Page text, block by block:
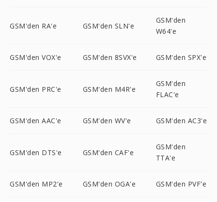
GSM'den RA'e GSM'den SLN'e
GSM'den
W64'e
GSM'den VOX'e GSM'den 8SVX'e GSM'den SPX'e
GSM'den PRC'e GSM'den M4R'e
GSM'den
FLAC'e
GSM'den AAC'e GSM'den WV'e GSM'den AC3'e
GSM'den DTS'e GSM'den CAF'e
GSM'den
TTA'e
GSM'den MP2'e GSM'den OGA'e GSM'den PVF'e